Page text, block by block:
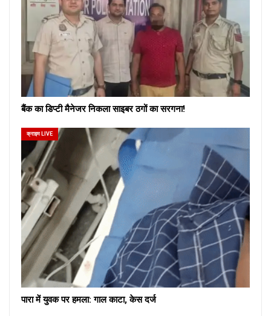
बैंक का डिप्टी मैनेजर निकला साइबर ठगों का सरगना!
क्राइम LIVE
पारा में युवक पर हमला: गाल काटा, केस दर्ज